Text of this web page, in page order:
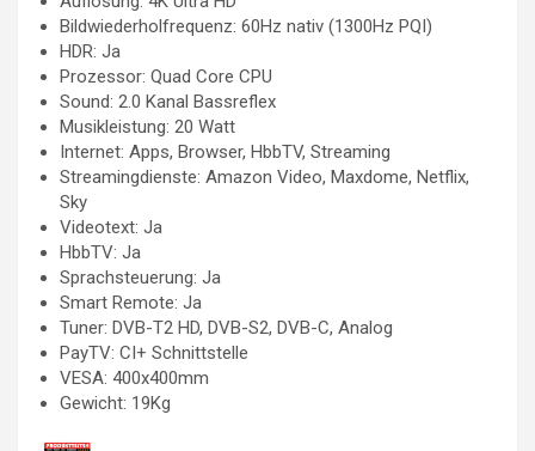
Bildwiederholfrequenz: 60Hz nativ (1300Hz PQI)
HDR: Ja
Prozessor: Quad Core CPU
Sound: 2.0 Kanal Bassreflex
Musikleistung: 20 Watt
Internet: Apps, Browser, HbbTV, Streaming
Streamingdienste: Amazon Video, Maxdome, Netflix,
Sky
Videotext: Ja
HbbTV: Ja
Sprachsteuerung: Ja
Smart Remote: Ja
Tuner: DVB-T2 HD, DVB-S2, DVB-C, Analog
PayTV: CI+ Schnittstelle
VESA: 400x400mm
Gewicht: 19Kg